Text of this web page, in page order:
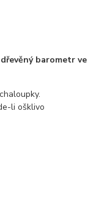
barometr ve
li ošklivo